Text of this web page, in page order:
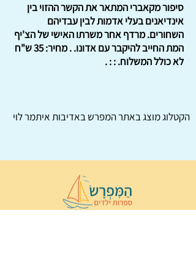
סיפור מקאברי המתאר את הקשר ההזוי בין
אינדיאנים בעלי אדמות לבין עבדיהם
השחורים. מרדף אחר משרתו האישי של הצ'יף
המת החייב להיקבר עם אדונו. . מחיר: 35 ש"ח
לא כולל המשלוח. : : .
הקטלוג מוצג באתרהמפרשבאדיבות איתמר לוי